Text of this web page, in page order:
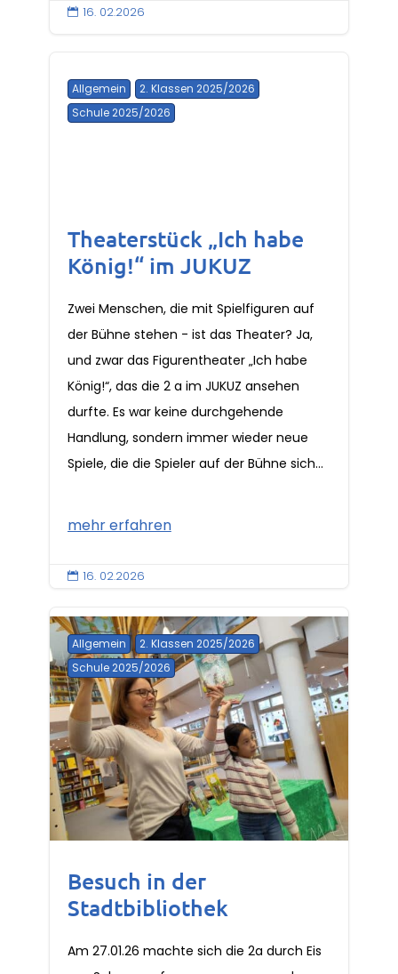
 16. 02.2026
Allgemein
2. Klassen 2025/2026
Schule 2025/2026
Theaterstück „Ich habe
König!“ im JUKUZ
Zwei Menschen, die mit Spielfiguren auf
der Bühne stehen - ist das Theater? Ja,
und zwar das Figurentheater „Ich habe
König!“, das die 2 a im JUKUZ ansehen
durfte. Es war keine durchgehende
Handlung, sondern immer wieder neue
Spiele, die die Spieler auf der Bühne sich...
mehr erfahren
 16. 02.2026
Allgemein
2. Klassen 2025/2026
Schule 2025/2026
Besuch in der
Stadtbibliothek
Am 27.01.26 machte sich die 2a durch Eis